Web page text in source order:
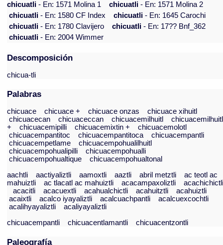
chicuatli- En: 1571 Molina 1 chicuatli- En: 1571 Molina 2
chicuatli- En: 1580 CF Index chicuatli- En: 1645 Carochi
chicuatli- En: 1780 Clavijero chicuatli- En: 17?? Bnf_362
chicuatli- En: 2004 Wimmer
Descomposición
chicua-tli
Palabras
chicuace chicuace + chicuace onzas
chicuace xihuitl
chicuacecan
chicuaceccan chicuacemilhuitl
chicuacemilhuitl
+
chicuacemipilli chicuacemixtin +
chicuacemolotl
chicuacempantitoc
chicuacempantitoca
chicuacempantli
chicuacempetlame
chicuacempohualilhuitl
chicuacempohualipilli
chicuacempohualli
chicuacempohualtique
chicuacempohualtonal
aachtli
aactiyaliztli aamoxtli aaztli abril metztli
ac teotl ac
mahuiztli
ac tlacatl ac mahuiztli acacampaxoliztli
acacitli
acacuextli acahualchictli acahuitztli
acahuiztli
acaixtli
acalco iyayaliztli acalcuachpantli
acalcuexcochtli
acalihyayaliztli
acaliyayaliztli
chicuacempantli
chicuacentlamantli chicuacentzontli
Paleografía